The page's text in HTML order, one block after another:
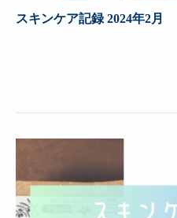
スキンケア記録 2024年2月